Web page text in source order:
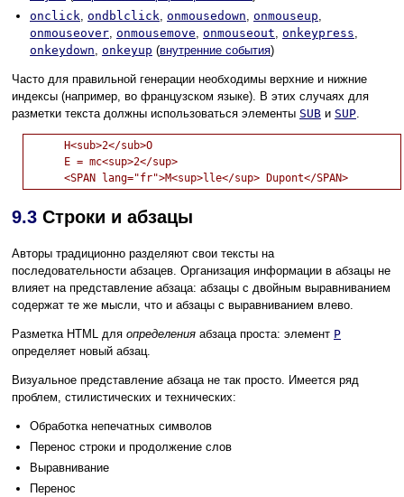
onclick, ondblclick, onmousedown, onmouseup,
onmouseover, onmousemove, onmouseout, onkeypress,
onkeydown, onkeyup (внутренние события)
Часто для правильной генерации необходимы верхние и нижние
индексы (например, во французском языке). В этих случаях для
разметки текста должны использоваться элементы SUB и SUP.
      H<sub>2</sub>O
      E = mc<sup>2</sup>
9.3 Строки и абзацы
Авторы традиционно разделяют свои тексты на
последовательности абзацев. Организация информации в абзацы не
влияет на представление абзаца: абзацы с двойным выравниванием
содержат те же мысли, что и абзацы с выравниванием влево.
Разметка HTML для определения абзаца проста: элемент P
определяет новый абзац.
Визуальное представление абзаца не так просто. Имеется ряд
проблем, стилистических и технических:
Обработка непечатных символов
Перенос строки и продолжение слов
Выравнивание
Перенос